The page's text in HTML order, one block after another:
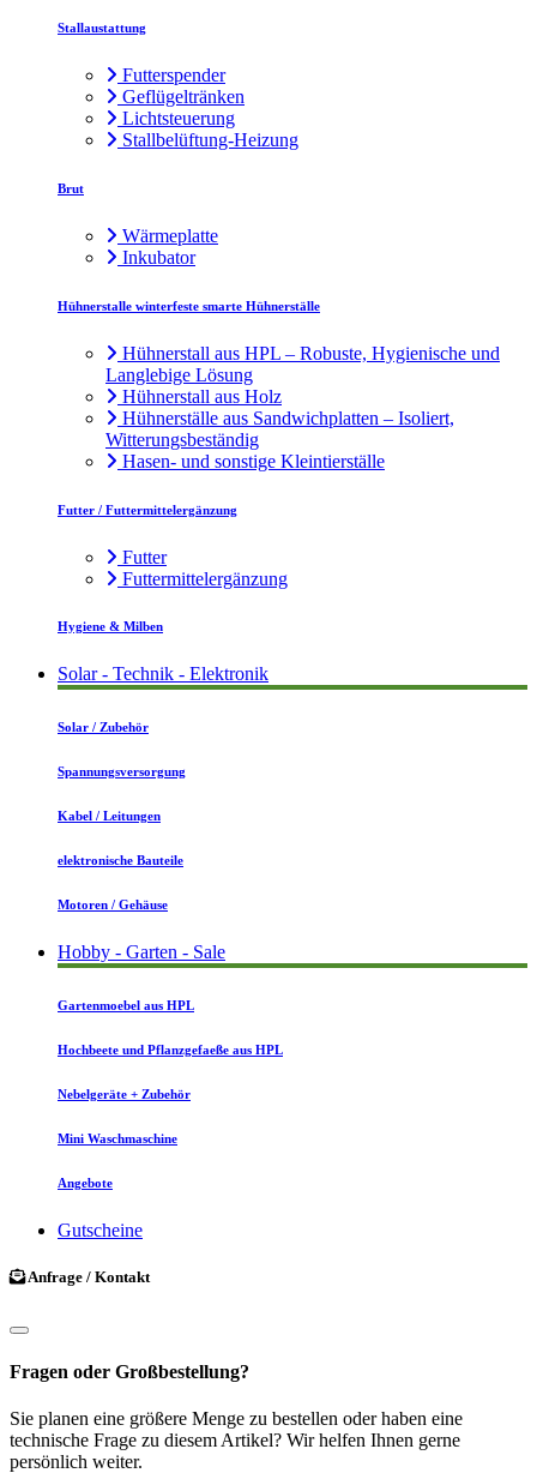
Stallaustattung
Futterspender
Geflügeltränken
Lichtsteuerung
Stallbelüftung-Heizung
Brut
Wärmeplatte
Inkubator
Hühnerstalle winterfeste smarte Hühnerställe
Hühnerstall aus HPL – Robuste, Hygienische und
Langlebige Lösung
Hühnerstall aus Holz
Hühnerställe aus Sandwichplatten – Isoliert,
Witterungsbeständig
Hasen- und sonstige Kleintierställe
Futter / Futtermittelergänzung
Futter
Futtermittelergänzung
Hygiene & Milben
Solar - Technik - Elektronik
Solar / Zubehör
Spannungsversorgung
Kabel / Leitungen
elektronische Bauteile
Motoren / Gehäuse
Hobby - Garten - Sale
Gartenmoebel aus HPL
Hochbeete und Pflanzgefaeße aus HPL
Nebelgeräte + Zubehör
Mini Waschmaschine
Angebote
Gutscheine
Anfrage / Kontakt
Fragen oder Großbestellung?
Sie planen eine größere Menge zu bestellen oder haben eine
technische Frage zu diesem Artikel? Wir helfen Ihnen gerne
persönlich weiter.